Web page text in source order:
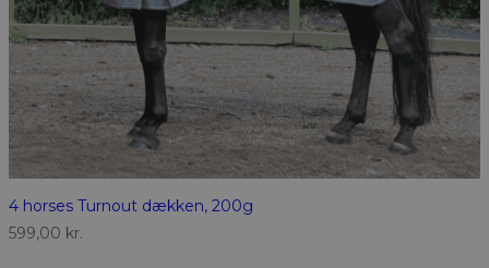
4 horses Turnout dækken, 200g
599,00 kr.